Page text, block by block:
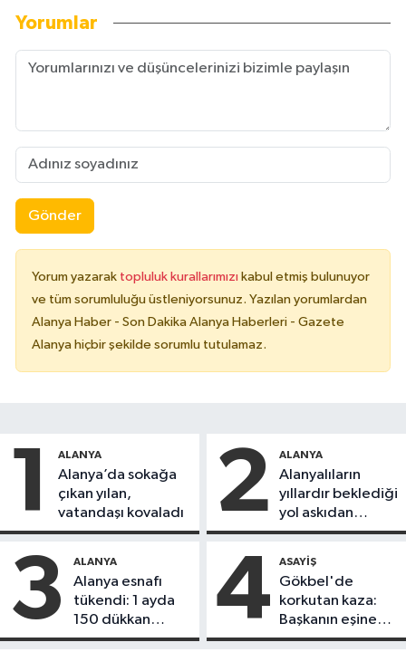
Yorumlar
Gönder
Yorum yazarak topluluk kurallarımızı kabul etmiş bulunuyor
ve tüm sorumluluğu üstleniyorsunuz. Yazılan yorumlardan
Alanya Haber - Son Dakika Alanya Haberleri - Gazete
Alanya hiçbir şekilde sorumlu tutulamaz.
1 ALANYA
Alanya’da sokağa
çıkan yılan,
vatandaşı kovaladı
2 ALANYA
Alanyalıların
yıllardır beklediği
yol askıdan
döndü
3 ALANYA
Alanya esnafı
tükendi: 1 ayda
150 dükkan
kapandı
4 ASAYIŞ
Gökbel'de
korkutan kaza:
Başkanın eşine
motosiklet çarptı